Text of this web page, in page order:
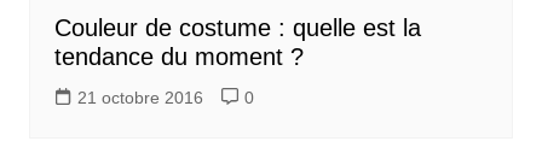
Couleur de costume : quelle est la
tendance du moment ?
21 octobre 2016 0